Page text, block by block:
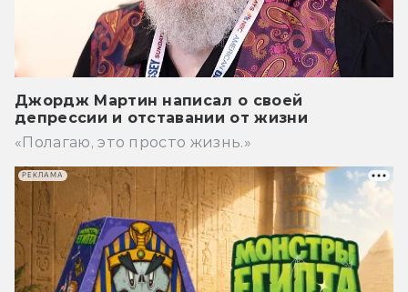
Джордж Мартин написал о своей
депрессии и отставании от жизни
«Полагаю, это просто жизнь.»
РЕКЛАМА